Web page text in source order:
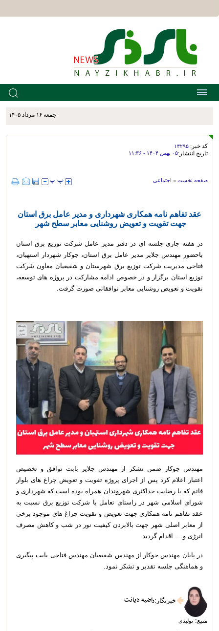
جمعه ۱۶ مرداد ۱۴۰۵
کد خبر: ۱۳۲۹۵
تاریخ انتشار:۰۵ بهمن ۱۴۰۴ - ۱۱:۳۶
صفحه نخست » اجتماعی
عقد تفاهم نامه همکاری شهرداری و مدیر عامل برق استان
جهت تقویت و تعویض روشنایی معابر سطح شهر
در هفته جاری جلسه ای در دفتر مدیر عامل شرکت توزیع برق استان
باحضور مهندس جلایر مدیر عامل برق استان، جوکار شهردار استهبان،
فتاحی مدیریت شرکت توزیع برق شهرستان و شفیعیان معاون شرکت
توزیع استان برگزار و در خصوص ادامه مشارکت در پروژه های توسعه،
تقویت و تعویض روشنایی معابر توافقاتی صورت گرفت.
مهندس جوکار ضمن تشکر از مهندس جلایر بابت توافق و تخصیص
اعتبار اعلام کرد پس از اجرای پروژه تقویت و تعویض چراغ های بلوار
قائم که با رضایت حداکثری شهروندان همراه بوده است که شهرداری و
شورای اسلامی شهر در راستای تعامل با شرکت توزیع برق نسبت به
عقد تفاهم نامه همکاری جهت تعویض و تقویت چراغ های موجود برخی
از معابر اصلی شهر جهت بالابردن کیفیت نور در شب و کاهش مصرف
انرژی و ... اقدام گردید.
در پایان مهندس جوکار از مهندس شفیعیان مهندس فتاحی بابت پیگیری
و هماهنگی جلسه تقدیر و تشکر نمود.
خبرنگار :راضیه دیانت
منبع: تولیدی